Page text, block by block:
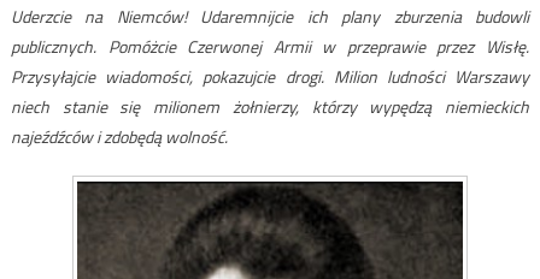
Uderzcie na Niemców! Udaremnijcie ich plany zburzenia budowli
publicznych. Pomóżcie Czerwonej Armii w przeprawie przez Wisłę.
Przysyłajcie wiadomości, pokazujcie drogi. Milion ludności Warszawy
niech stanie się milionem żołnierzy, którzy wypędzą niemieckich
najeźdźców i zdobędą wolność.